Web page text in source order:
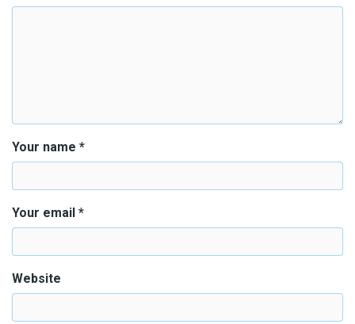
Your name *
Your email *
Website